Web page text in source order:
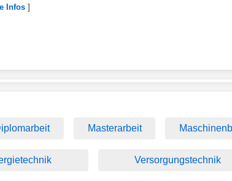
Infos ]
Masterarbeit
Versorgungstechnik